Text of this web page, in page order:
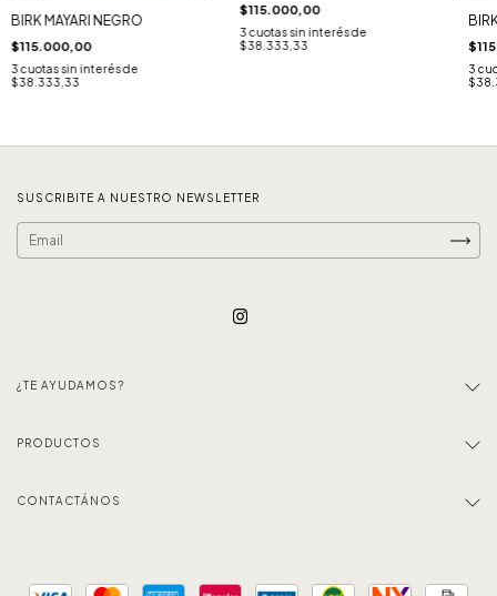
BIRK MAYARI NEGRO
$115.000,00
3 cuotas sin interés de
$38.333,33
$115.000,00
3 cuotas sin interés de
$38.333,33
3
SUSCRIBITE A NUESTRO NEWSLETTER
¿TE AYUDAMOS?
PRODUCTOS
CONTACTÁNOS